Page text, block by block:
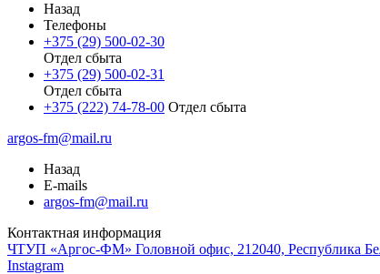
Назад
Телефоны
+375 (29) 500-02-30
Отдел сбыта
+375 (29) 500-02-31
Отдел сбыта
+375 (222) 74-78-00 Отдел сбыта
argos-fm@mail.ru
Назад
E-mails
argos-fm@mail.ru
Контактная информация
ЧТУП «Аргос-ФМ» Головной офис, 212040, Республика
Instagram